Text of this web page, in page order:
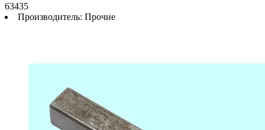
63435
Производитель: Прочие